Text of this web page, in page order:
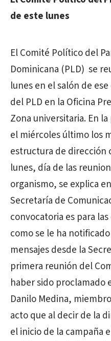
de este lunes
El Comité Político del
Dominicana (PLD) se
lunes en el salón de
del PLD en la Oficina
Zona universitaria. En
el miércoles último los
estructura de dirección
lunes, día de las
organismo, se explica
Secretaría de
convocatoria es para
como se le ha
mensajes desde la
primera reunión del
haber sido proclamado
Danilo Medina,
acto que al decir de la
el inicio de la campaña